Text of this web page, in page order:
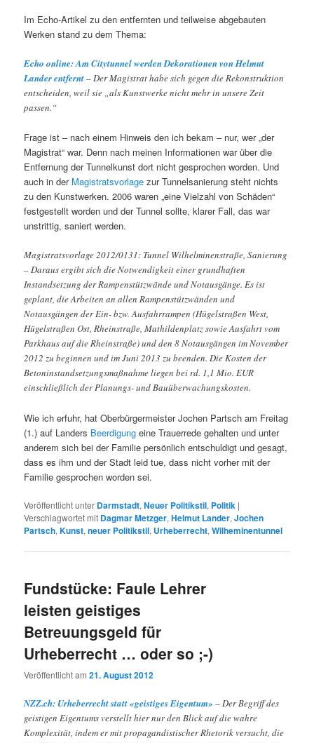
Im Echo-Artikel zu den entfernten und teilweise abgebauten
Werken stand zu dem Thema:
Echo online: Am Citytunnel werden Dekorationen von Helmut
Lander entfernt– Der Magistrat habe sich gegen die Rekonstruktion
entscheiden, weil sie „als Kunstwerke nicht mehr in unsere Zeit
passen.“
Frage ist – nach einem Hinweis den ich bekam – nur, wer „der
Magistrat“ war. Denn nach meinen Informationen war über die
Entfernung der Tunnelkunst dort nicht gesprochen worden. Und
auch in der Magistratsvorlage zur Tunnelsanierung steht nichts
zu den Kunstwerken. 2006 waren „eine Vielzahl von Schäden“
festgestellt worden und der Tunnel sollte, klarer Fall, das war
unstrittig, saniert werden.
Magistratsvorlage 2012/0131: Tunnel Wilhelminenstraße, Sanierung
– Daraus ergibt sich die Notwendigkeit einer grundhaften
Instandsetzung der Rampenstützwände und Notausgänge. Es ist
geplant, die Arbeiten an allen Rampenstützwänden und
Notausgängen der Ein- bzw. Ausfahrrampen (Hügelstraßen West,
Hügelstraßen Ost, Rheinstraße, Mathildenplatz sowie Ausfahrt vom
Parkhaus auf die Rheinstraße) und den 8 Notausgängen im November
2012 zu beginnen und im Juni 2013 zu beenden. Die Kosten der
Betoninstandsetzungsmaßnahme liegen bei rd. 1,1 Mio. EUR
einschließlich der Planungs- und Bauüberwachungskosten.
Wie ich erfuhr, hat Oberbürgermeister Jochen Partsch am Freitag
(1.) auf Landers Beerdigung eine Trauerrede gehalten und unter
anderem sich bei der Familie persönlich entschuldigt und gesagt,
dass es ihm und der Stadt leid tue, dass nicht vorher mit der
Familie gesprochen worden sei.
Veröffentlicht unter Darmstadt,Neuer Politikstil, Politik |
Verschlagwortet mit Dagmar Metzger,Helmut Lander,Jochen
Partsch,Kunst,neuer Politikstil, Urheberrecht,Wilheminentunnel
Fundstücke: Faule Lehrer
leisten geistiges
Betreuungsgeld für
Urheberrecht … oder so ;-)
Veröffentlicht am21. August 2012
NZZ.ch: Urheberrecht statt «geistiges Eigentum» – Der Begriff des
geistigen Eigentums verstellt hier nur den Blick auf die wahre
Komplexität, indem er mit propagandistischer Rhetorik versucht, die